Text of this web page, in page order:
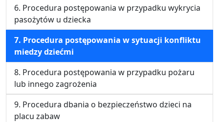
6. Procedura postępowania w przypadku wykrycia
pasożytów u dziecka
7. Procedura postępowania w sytuacji konfliktu
miedzy dziećmi
8. Procedura postępowania w przypadku pożaru
lub innego zagrożenia
9. Procedura dbania o bezpieczeństwo dzieci na
placu zabaw